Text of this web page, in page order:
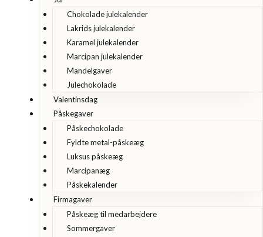
Chokolade julekalender
Lakrids julekalender
Karamel julekalender
Marcipan julekalender
Mandelgaver
Julechokolade
Valentinsdag
Påskegaver
Påskechokolade
Fyldte metal-påskeæg
Luksus påskeæg
Marcipanæg
Påskekalender
Firmagaver
Påskeæg til medarbejdere
Sommergaver